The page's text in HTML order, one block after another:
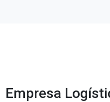
Empresa